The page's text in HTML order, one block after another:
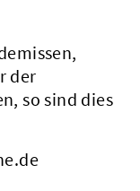
der
so sind dies